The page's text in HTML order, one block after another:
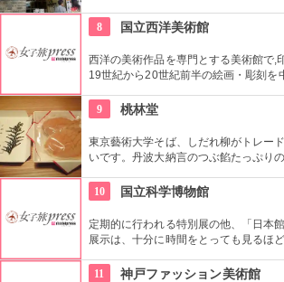
ず入ってみてはいかがでしょう。
8 国立西洋美術館
西洋の美術作品を専門とする美術館で,
19世紀から20世紀前半の絵画・彫刻を
家）たちの作品を見ることができる美
ダンの「考える人」はこちらで見れる
が手掛け、建築・インテリア好きにも
9 桃林堂
東京藝術大学そば、しだれ柳がトレー
いです。丹波大納言のつぶ餡たっぷり
ます。お抹茶をいただきながら店内でも
10 国立科学博物館
定期的に行われる特別展の他、「日本
展示は、十分に時間をとっても見るほ
とまちがいなし。
11 神戸ファッション美術館